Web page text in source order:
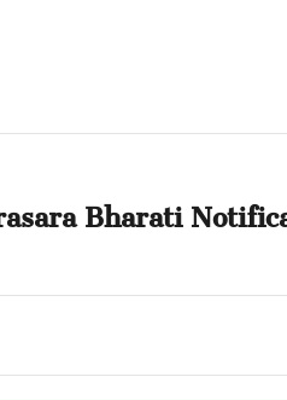
Bharati